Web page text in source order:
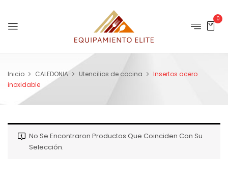
0
Inicio CALEDONIA Utencilios de cocina
Insertos acero
inoxidable
No Se Encontraron Productos Que Coinciden Con Su
Selección.